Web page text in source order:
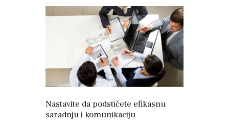
Nastavite da podstičete efikasnu
saradnju i komunikaciju